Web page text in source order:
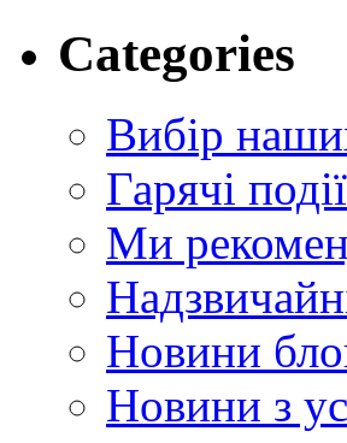
Categories
Вибір
Гарячі події
Ми
Новини
Новини з